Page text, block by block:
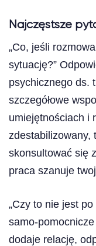
Najczęstsze
„Co, jeśli
sytuację?”
psychicznego ds.
szczegółowe
umiejętnościach i
zdestabilizowany,
skonsultować się
praca szanuje
„Czy to nie jest
samo-
dodaje relację,